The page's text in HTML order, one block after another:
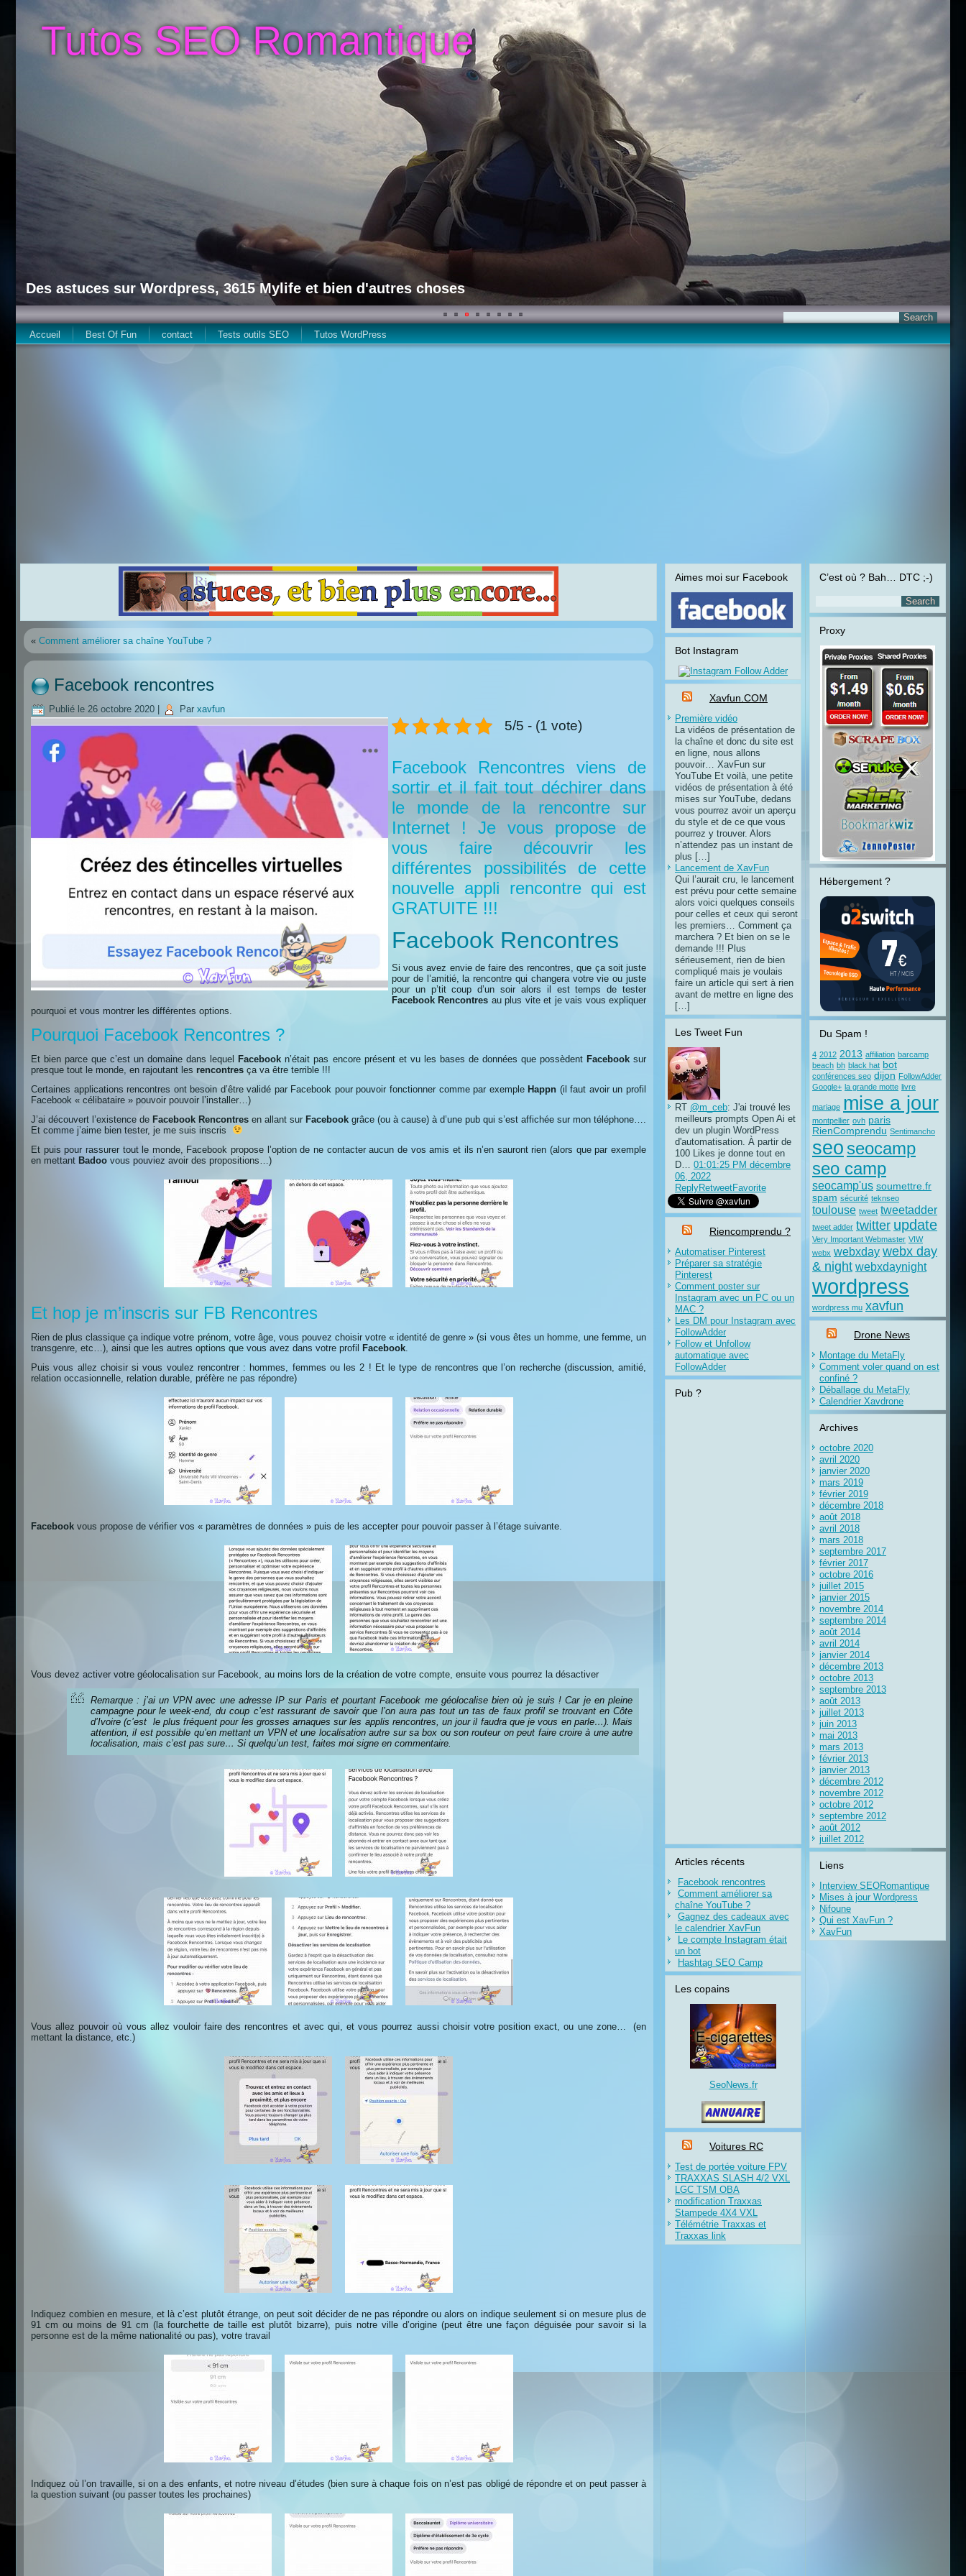
Tutos SEO Romantique
Des astuces sur Wordpress, 3615 Mylife et bien d'autres choses
Accueil Best Of Fun contact Tests outils SEO Tutos WordPress
« Comment améliorer sa chaîne YouTube ?
Facebook rencontres
Publié le 26 octobre 2020 Par xavfun
5/5 - (1 vote)
Facebook Rencontres viens de
sortir et il fait tout déchirer dans
le monde de la rencontre sur
Internet ! Je vous propose de
vous faire découvrir les
différentes possibilités de cette
nouvelle appli rencontre qui est
GRATUITE !!!
Facebook Rencontres
Si vous avez envie de faire des rencontres, que ça soit juste
pour de l’amitié, la rencontre qui changera votre vie ou juste
pour un p’tit coup d’un soir alors il est temps de tester
Facebook Rencontres au plus vite et je vais vous expliquer
pourquoi et vous montrer les différentes options.
Pourquoi Facebook Rencontres ?
Et bien parce que c’est un domaine dans lequelFacebook n’était pas encore présent et vu les bases de données que possèdent Facebooksur
presque tout le monde, en rajoutant les rencontres ça va être terrible !!!
Certaines applications rencontres ont besoin d’être validé par Facebook pour pouvoir fonctionner comme par exempleHappn (il faut avoir un profil
Facebook « célibataire » pouvoir pouvoir l’installer…)
J’ai découvert l’existence de Facebook Rencontres en allant sur Facebook grâce (ou à cause) à d’une pub qui s’est affichée sur mon téléphone….
Et comme j’aime bien tester, je me suis inscris
Et puis pour rassurer tout le monde, Facebook propose l’option de ne contacter aucun de vos amis et ils n’en sauront rien (alors que par exemple
en mettant Badoo vous pouviez avoir des propositions…)
Et hop je m’inscris sur FB Rencontres
Rien de plus classique ça indique votre prénom, votre âge, vous pouvez choisir votre « identité de genre » (si vous êtes un homme, une femme, un
transgenre, etc…), ainsi que les autres options que vous avez dans votre profil Facebook
Puis vous allez choisir si vous voulez rencontrer : hommes, femmes ou les 2 ! Et le type de rencontres que l’on recherche (discussion, amitié,
relation occasionnelle, relation durable, préfère ne pas répondre)
Facebook vous propose de vérifier vos « paramètres de données » puis de les accepter pour pouvoir passer à l’étage suivante.
Vous devez activer votre géolocalisation sur Facebook, au moins lors de la création de votre compte, ensuite vous pourrez la désactiver
Remarque : j’ai un VPN avec une adresse IP sur Paris et pourtant Facebook me géolocalise bien où je suis ! Car je en pleine
campagne pour le week-end, du coup c’est rassurant de savoir que l’on aura pas tout un tas de faux profil se trouvant en Côte
d’Ivoire (c’est le plus fréquent pour les grosses arnaques sur les applis rencontres, un jour il faudra que je vous en parle…). Mais
attention, il est possible qu’en mettant un VPN et une localisation autre sur sa box ou son routeur on peut faire croire à une autre
localisation, mais c’est pas sure… Si quelqu’un test, faites moi signe en commentaire.
Vous allez pouvoir où vous allez vouloir faire des rencontres et avec qui, et vous pourrez aussi choisir votre position exact, ou une zone… (en
mettant la distance, etc.)
Indiquez combien en mesure, et là c’est plutôt étrange, on peut soit décider de ne pas répondre ou alors on indique seulement si on mesure plus de
91 cm ou moins de 91 cm (la fourchette de taille est plutôt bizarre), puis notre ville d’origine (peut être une façon déguisée pour savoir si la
personne est de la même nationalité ou pas), votre travail
Indiquez où l’on travaille, si on a des enfants, et notre niveau d’études (bien sure à chaque fois on n’est pas obligé de répondre et on peut passer à
la question suivant (ou passer toutes les prochaines)
Aimes moi sur Facebook
Bot Instagram
Xavfun.COM
Première vidéo
La vidéos de présentation de
la chaîne et donc du site est
en ligne, nous allons
pouvoir… XavFun sur
YouTube Et voilà, une petite
vidéos de présentation à été
mises sur YouTube, dedans
vous pourrez avoir un aperçu
du style et de ce que vous
pourrez y trouver. Alors
n’attendez pas un instant de
plus […]
Lancement de XavFun
Qui l’aurait cru, le lancement
est prévu pour cette semaine
alors voici quelques conseils
pour celles et ceux qui seront
les premiers… Comment ça
marchera ? Et bien on se le
demande !!! Plus
sérieusement, rien de bien
compliqué mais je voulais
faire un article qui sert à rien
avant de mettre en ligne des
[…]
Les Tweet Fun
RT @m_ceb: J'ai trouvé les
meilleurs prompts Open Ai et
dev un plugin WordPress
d'automatisation. À partir de
100 Likes je donne tout en
D… 01:01:25 PM décembre
06, 2022
ReplyRetweetFavorite
Riencomprendu ?
Automatiser Pinterest
Préparer sa stratégie
Pinterest
Comment poster sur
Instagram avec un PC ou un
MAC ?
Les DM pour Instagram avec
FollowAdder
Follow et Unfollow
automatique avec
FollowAdder
Pub ?
Articles récents
Facebook rencontres
Comment améliorer sa
chaîne YouTube ?
Gagnez des cadeaux avec
le calendrier XavFun
Le compte Instagram était
un bot
Hashtag SEO Camp
Les copains
SeoNews.fr
Voitures RC
Test de portée voiture FPV
TRAXXAS SLASH 4/2 VXL
LGC TSM OBA
modification Traxxas
Stampede 4X4 VXL
Télémétrie Traxxas et
Traxxas link
C’est où ? Bah… DTC ;-)
Proxy
Hébergement ?
Du Spam !
4 2012 2013 affiliation barcamp
beach bh black hat bot
conférences seo dijon FollowAdder
Google+ la grande motte livre
mariage mise a jour
montpellier ovh paris
RienComprendu Sentimancho
seo seocamp
seo camp
seocamp'us soumettre.fr
spam sécurité teknseo
toulouse tweet tweetadder
tweet adder twitter update
Very Important Webmaster VIW
webx webxday webx day
& night webxdaynight
wordpress
wordpress mu xavfun
Drone News
Montage du MetaFly
Comment voler quand on est
confiné ?
Déballage du MetaFly
Calendrier Xavdrone
Archives
octobre 2020
avril 2020
janvier 2020
mars 2019
février 2019
décembre 2018
août 2018
avril 2018
mars 2018
septembre 2017
février 2017
octobre 2016
juillet 2015
janvier 2015
novembre 2014
septembre 2014
août 2014
avril 2014
janvier 2014
décembre 2013
octobre 2013
septembre 2013
août 2013
juillet 2013
juin 2013
mai 2013
mars 2013
février 2013
janvier 2013
décembre 2012
novembre 2012
octobre 2012
septembre 2012
août 2012
juillet 2012
Liens
Interview SEORomantique
Mises à jour Wordpress
Nifoune
Qui est XavFun ?
XavFun